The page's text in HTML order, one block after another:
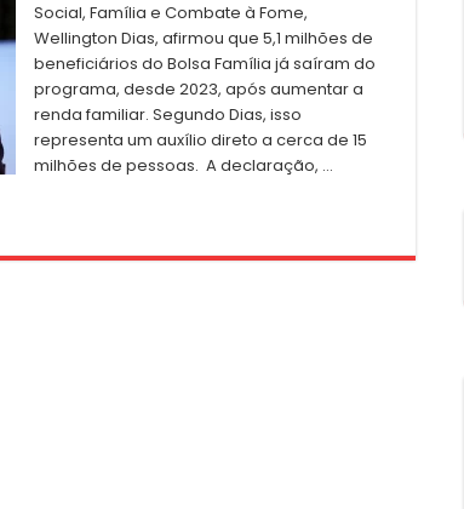
Social, Família e Combate à Fome,
Wellington Dias, afirmou que 5,1 milhões de
beneficiários do Bolsa Família já saíram do
programa, desde 2023, após aumentar a
renda familiar. Segundo Dias, isso
representa um auxílio direto a cerca de 15
milhões de pessoas. A declaração, …